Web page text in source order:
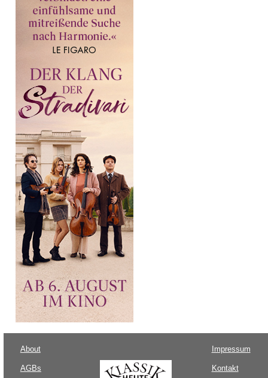
About
AGBs
Impressum
Kontakt